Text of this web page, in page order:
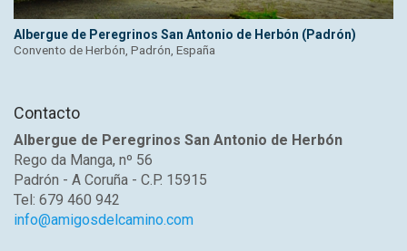
Albergue de Peregrinos San Antonio de Herbón (Padrón)
Convento de Herbón, Padrón, España
Contacto
Albergue de Peregrinos San Antonio de Herbón
Rego da Manga, nº 56
Padrón - A Coruña - C.P. 15915
Tel: 679 460 942
info@amigosdelcamino.com